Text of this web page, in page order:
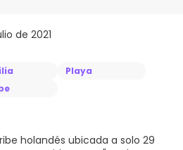
de 2021
Playa
holandés ubicada a solo 29